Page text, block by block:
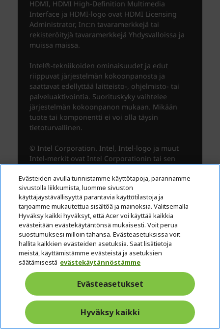
Evästeiden avulla tunnistamme käyttötapoja, parannamme
sivustolla liikkumista, luomme sivuston
käyttäjäystävällisyyttä parantavia käyttötilastoja ja
tarjoamme mukautettua sisältöä ja mainoksia. Valitsemalla
Hyväksy kaikki hyväksyt, että Acer voi käyttää kaikkia
evästeitään evästekäytäntönsä mukaisesti. Voit perua
suostumuksesi milloin tahansa. Evästeasetuksissa voit
hallita kaikkien evästeiden asetuksia. Saat lisätietoja
meistä, käyttämistämme evästeistä ja asetuksien
säätämisestä evästekäytännöstämme
Evästeasetukset
Hyväksy kaikki